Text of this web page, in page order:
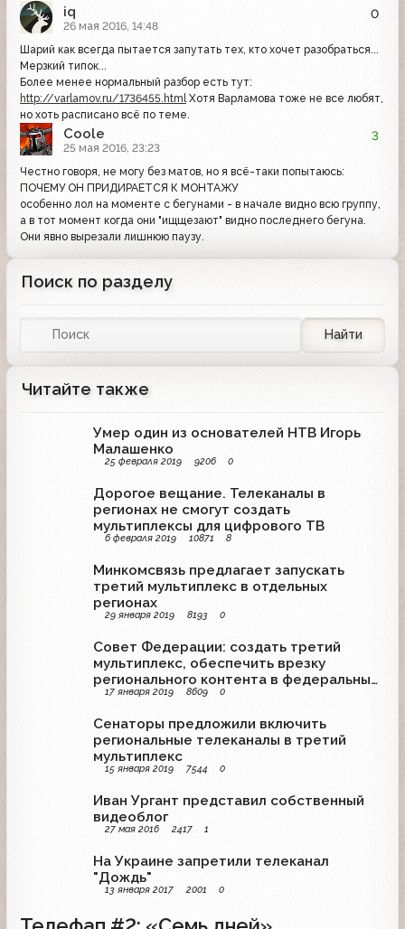
iq
26 мая 2016, 14:48
0
Шарий как всегда пытается запутать тех, кто хочет разобраться...
Мерзкий типок...
Более менее нормальный разбор есть тут:
http://varlamov.ru/1736455.html Хотя Варламова тоже не все любят,
но хоть расписано всё по теме.
Coole
25 мая 2016, 23:23
3
Честно говоря, не могу без матов, но я всё-таки попытаюсь:
ПОЧЕМУ ОН ПРИДИРАЕТСЯ К МОНТАЖУ
особенно лол на моменте с бегунами - в начале видно всю группу,
а в тот момент когда они "ищщезают" видно последнего бегуна.
Они явно вырезали лишнюю паузу.
Поиск по разделу
Найти
Читайте также
Умер один из основателей НТВ Игорь
Малашенко
25 февраля 2019 9206 0
Дорогое вещание. Телеканалы в
регионах не смогут создать
мультиплексы для цифрового ТВ
6 февраля 2019 10871 8
Минкомсвязь предлагает запускать
третий мультиплекс в отдельных
регионах
29 января 2019 8193 0
Совет Федерации: создать третий
мультиплекс, обеспечить врезку
регионального контента в федеральный
канал
17 января 2019 8609 0
Сенаторы предложили включить
региональные телеканалы в третий
мультиплекс
15 января 2019 7544 0
Иван Ургант представил собственный
видеоблог
27 мая 2016 2417 1
На Украине запретили телеканал
"Дождь"
13 января 2017 2001 0